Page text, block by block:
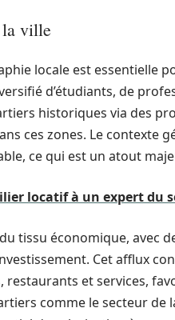
la ville
locale est essentielle
d’étudiants, de
historiques via des
ces zones. Le contexte
ce qui est un atout
locatif à un expert du
tissu économique, avec
Cet afflux
et services,
comme le secteur de